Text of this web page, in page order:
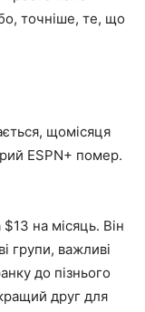
точніше, те, що
щомісяця
ESPN+ помер.
на місяць. Він
групи, важливі
до пізнього
друг для